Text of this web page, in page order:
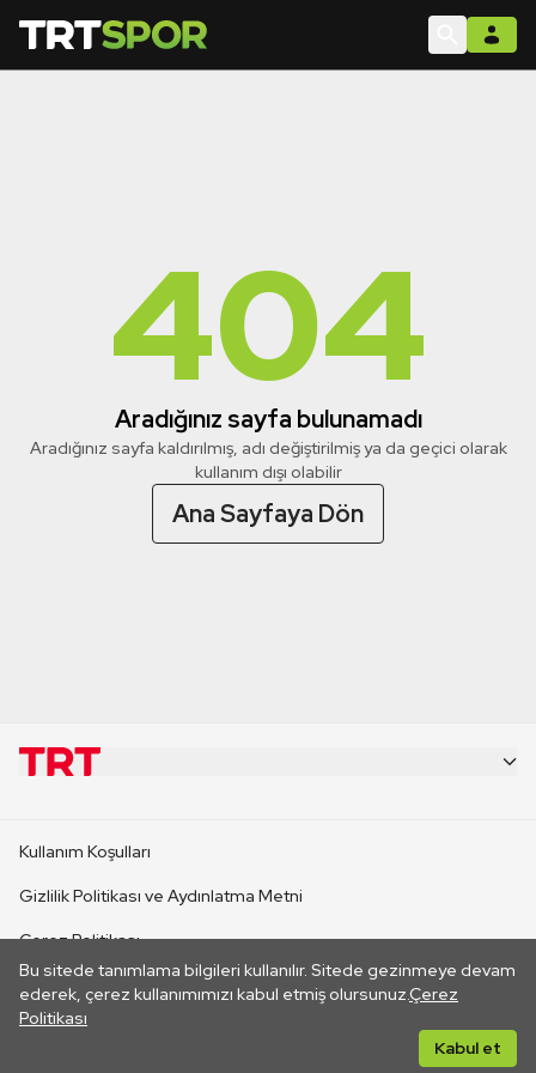
404
Aradığınız sayfa bulunamadı
Aradığınız sayfa kaldırılmış, adı değiştirilmiş ya da geçici olarak
kullanım dışı olabilir
Ana Sayfaya Dön
Bu sitede tanımlama bilgileri kullanılır. Sitede gezinmeye devam
ederek, çerez kullanımımızı kabul etmiş olursunuz.Çerez
Politikası
Kabul et
CANLI YAYINLAR
Kullanım Koşulları
Gizlilik Politikası ve Aydınlatma Metni
Çerez Politikası
İletişim
Her hakkı saklıdır. ©2026 TRT. Bağlantı yoluyla gidilen dış